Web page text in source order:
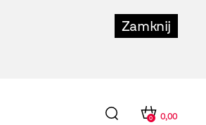
Zamknij
0 0,00